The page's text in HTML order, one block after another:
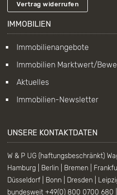
Vertrag widerrufen
IMMOBILIEN
Immobilienangebote
Immobilien Marktwert/
Aktuelles
Immobilien-Newsletter
UNSERE KONTAKTDATEN
W & P UG (haftungsbeschränkt)
Hamburg | Berlin | Bremen |
Düsseldorf | Bonn | Dresden |
bundesweit +49(0) 800 0700 680 |